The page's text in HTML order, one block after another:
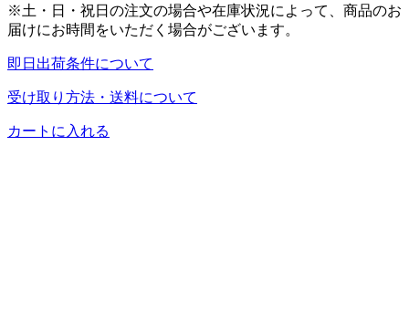
※土・日・祝日の注文の場合や在庫状況によって、商品のお
届けにお時間をいただく場合がございます。
即日出荷条件について
受け取り方法・送料について
カートに入れる